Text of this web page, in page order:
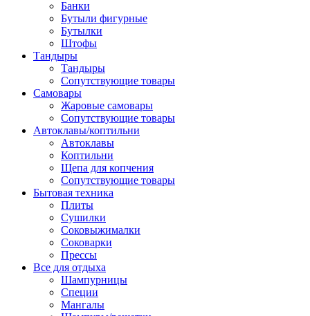
Банки
Бутыли фигурные
Бутылки
Штофы
Тандыры
Тандыры
Сопутствующие товары
Самовары
Жаровые самовары
Сопутствующие товары
Автоклавы/коптильни
Автоклавы
Коптильни
Щепа для копчения
Сопутствующие товары
Бытовая техника
Плиты
Сушилки
Соковыжималки
Соковарки
Прессы
Все для отдыха
Шампурницы
Специи
Мангалы